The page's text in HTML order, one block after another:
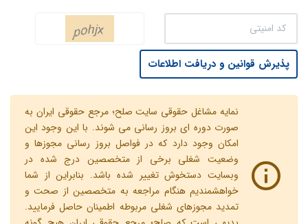
پذیرش قوانین و دریافت اطلاعات
نمایه مشاغل حقوقی سایت صلح؛ مرجع حقوقی ایران به
صورت دوره ای بروز رسانی می شوند. با این وجود این
امکان وجود دارد که در فواصل بروز رسانی مجوزها و
وضعیت شغلی برخی از متخصصین درج شده در
وبسایت دستخوش تغییر شده باشد. بنابراین از شما
خواهشمندیم هنگام مراجعه به متخصصین از صحت و
تمدید مجوزهای شغلی مربوطه اطمینان حاصل فرمایید.